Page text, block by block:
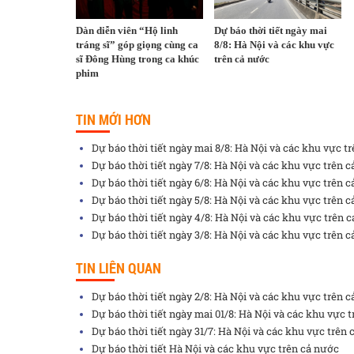
Dàn diễn viên “Hộ linh
tráng sĩ” góp giọng cùng ca
sĩ Đông Hùng trong ca khúc
phim
Dự báo thời tiết ngày mai
8/8: Hà Nội và các khu vực
trên cả nước
TIN MỚI HƠN
Dự báo thời tiết ngày mai 8/8: Hà Nội và các khu vực
Dự báo thời tiết ngày 7/8: Hà Nội và các khu vực trên
Dự báo thời tiết ngày 6/8: Hà Nội và các khu vực trên
Dự báo thời tiết ngày 5/8: Hà Nội và các khu vực trên
Dự báo thời tiết ngày 4/8: Hà Nội và các khu vực trên
Dự báo thời tiết ngày 3/8: Hà Nội và các khu vực trên
TIN LIÊN QUAN
Dự báo thời tiết ngày 2/8: Hà Nội và các khu vực trên
Dự báo thời tiết ngày mai 01/8: Hà Nội và các khu vực
Dự báo thời tiết ngày 31/7: Hà Nội và các khu vực trên
Dự báo thời tiết Hà Nội và các khu vực trên cả nước